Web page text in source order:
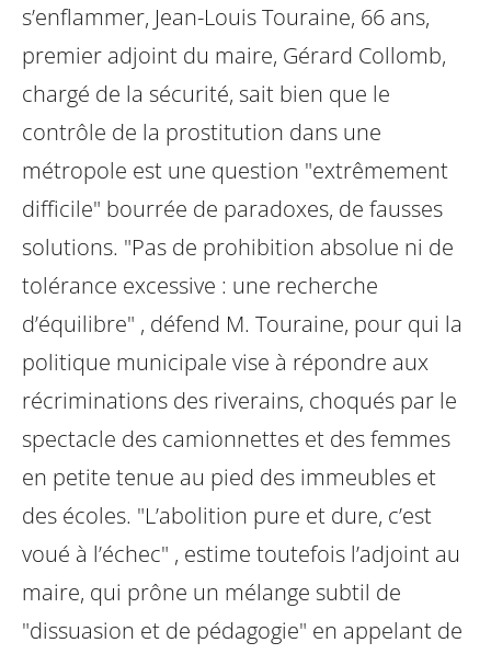
s’enflammer, Jean-Louis Touraine, 66 ans,
premier adjoint du maire, Gérard Collomb,
chargé de la sécurité, sait bien que le
contrôle de la prostitution dans une
métropole est une question "extrêmement
difficile" bourrée de paradoxes, de fausses
solutions. "Pas de prohibition absolue ni de
tolérance excessive : une recherche
d’équilibre" , défend M. Touraine, pour qui la
politique municipale vise à répondre aux
récriminations des riverains, choqués par le
spectacle des camionnettes et des femmes
en petite tenue au pied des immeubles et
des écoles. "L’abolition pure et dure, c’est
voué à l’échec" , estime toutefois l’adjoint au
maire, qui prône un mélange subtil de
"dissuasion et de pédagogie" en appelant de